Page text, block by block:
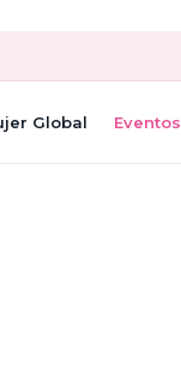
Global Eventos